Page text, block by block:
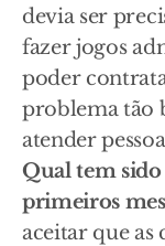
devia ser
fazer jogos
poder
problema tão
atender
Qual tem sido
primeiros
aceitar que as